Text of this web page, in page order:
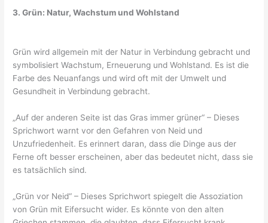
3. Grün: Natur, Wachstum und Wohlstand
Grün wird allgemein mit der Natur in Verbindung gebracht und
symbolisiert Wachstum, Erneuerung und Wohlstand. Es ist die
Farbe des Neuanfangs und wird oft mit der Umwelt und
Gesundheit in Verbindung gebracht.
„Auf der anderen Seite ist das Gras immer grüner“ – Dieses
Sprichwort warnt vor den Gefahren von Neid und
Unzufriedenheit. Es erinnert daran, dass die Dinge aus der
Ferne oft besser erscheinen, aber das bedeutet nicht, dass sie
es tatsächlich sind.
„Grün vor Neid“ – Dieses Sprichwort spiegelt die Assoziation
von Grün mit Eifersucht wider. Es könnte von den alten